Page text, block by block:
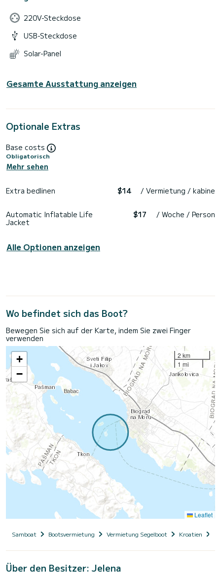
220V-Steckdose
USB-Steckdose
Solar-Panel
Gesamte Ausstattung anzeigen
Optionale Extras
Base costs
Obligatorisch
Mehr sehen
Extra bedlinen $14 / Vermietung / kabine
Automatic Inflatable Life
Jacket
$17 / Woche / Person
Alle Optionen anzeigen
Wo befindet sich das Boot?
Bewegen Sie sich auf der Karte, indem Sie zwei Finger
verwenden
+
−
2 km
1 mi
Leaflet
Samboat Bootsvermietung Vermietung Segelboot Kroatien
Über den Besitzer: Jelena